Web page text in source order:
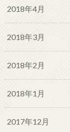
2018年4月
2018年3月
2018年2月
2018年1月
2017年12月